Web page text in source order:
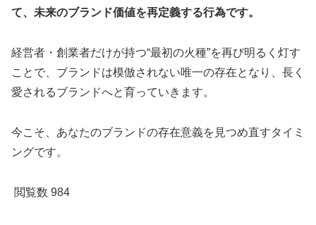
て、未来のブランド価値を再定義する行為です。
経営者・創業者だけが持つ“最初の火種”を再び明るく灯す
ことで、ブランドは模倣されない唯一の存在となり、長く
愛されるブランドへと育っていきます。
今こそ、あなたのブランドの存在意義を見つめ直すタイミ
ングです。
閲覧数 984